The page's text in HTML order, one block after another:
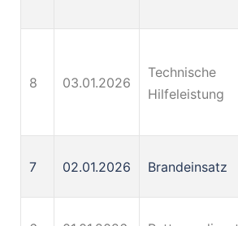
8 03.01.2026
Technische
Hilfeleistung
7 02.01.2026 Brandeinsatz